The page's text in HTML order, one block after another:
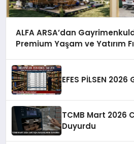
ALFA ARSA’dan
Premium Yaşam ve Yatırım
EFES PİLSEN 2026
TCMB Mart 2026
Duyurdu